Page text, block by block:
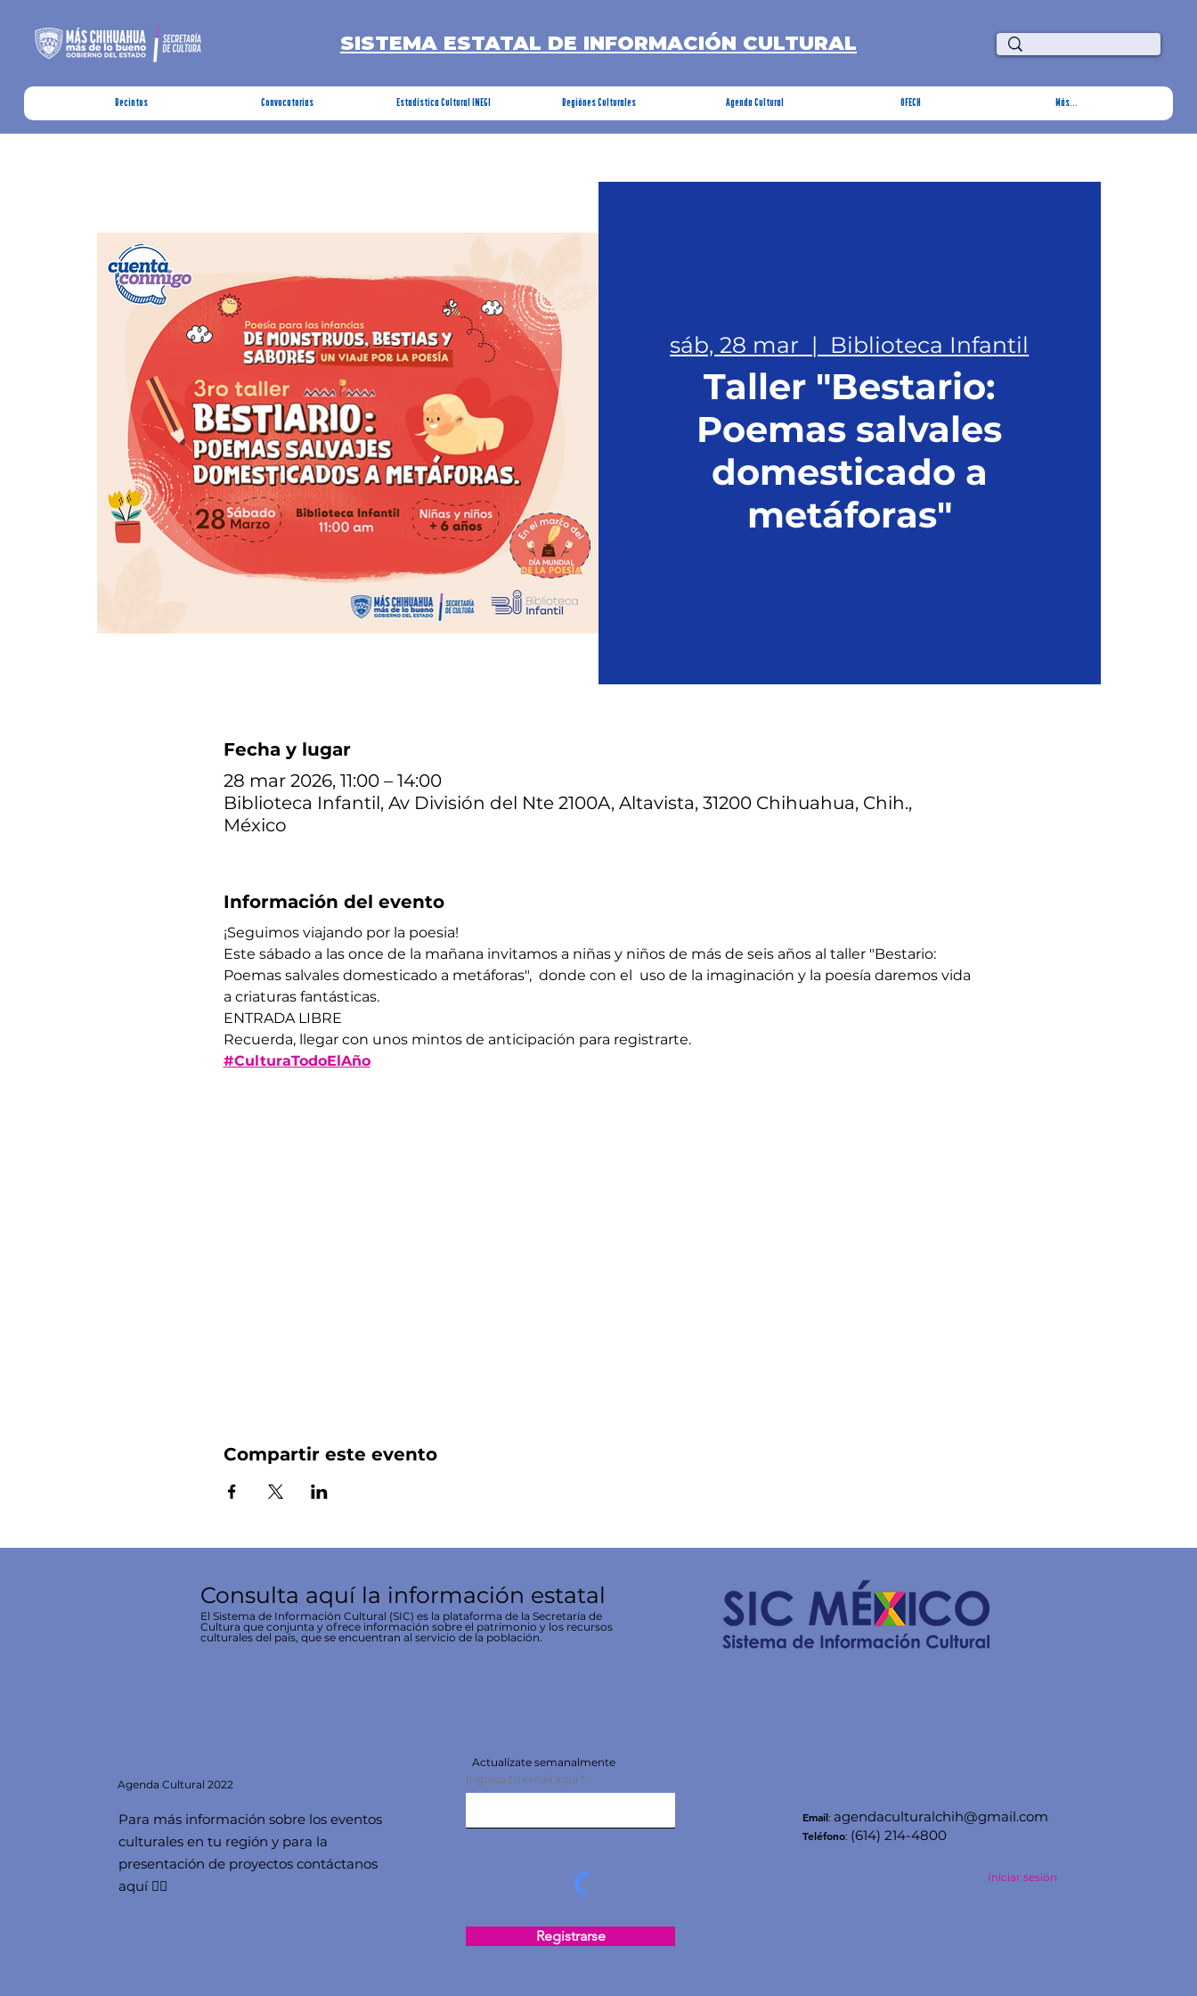
SISTEMA ESTATAL DE INFORMACIÓN CULTURAL
Recintos Convocatorias Estadística Cultural INEGI Regiónes Culturales Agenda Cultural OFECH Más...
sáb, 28 mar
  |
Biblioteca Infantil
Taller "Bestario:
Poemas salvales
domesticado a
metáforas"
Fecha y lugar
28 mar 2026, 11:00 – 14:00
Biblioteca Infantil, Av División del Nte 2100A, Altavista, 31200 Chihuahua, Chih.,
México
Información del evento
¡Seguimos viajando por la poesia! ​
Este sábado a las once de la mañana invitamos a niñas y niños de más de seis años al taller "Bestario:
Poemas salvales domesticado a metáforas",  donde con el  uso de la imaginación y la poesía daremos vida
a criaturas fantásticas. ​​​​
ENTRADA LIBRE
​​Recuerda, llegar con unos mintos de anticipación para registrarte.
#CulturaTodoElAño
Compartir este evento
Consulta aquí la información estatal
El Sistema de Información Cultural (SIC) es la plataforma de la Secretaría de
Cultura que conjunta y ofrece información sobre el patrimonio y los recursos
culturales del país, que se encuentran al servicio de la población.
AgendaCultural 2022
Para más información sobre los eventos
culturales en tu región y para la
presentación de proyectos contáctanos
aquí 👇🏻
Actualízate semanalmente
Ingresa tu email aquí
Registrarse
Iniciar sesión
Email: agendaculturalchih@gmail.com
Teléfono: (614) 214-4800